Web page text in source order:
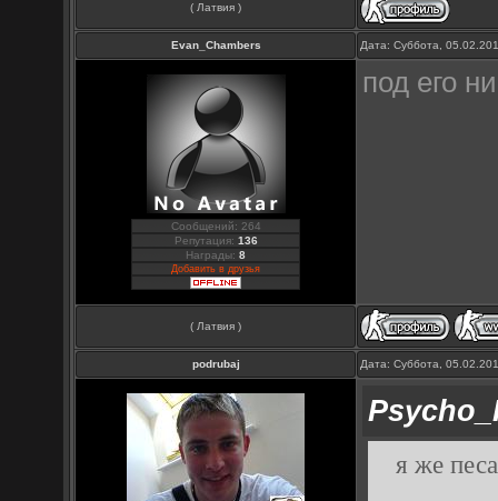
( Латвия )
Evan_Chambers Дата: Суббота,
Сообщений: 264
Репутация: 136
Награды:8
Добавить в друзья
под его
( Латвия )
podrubaj Дата: Суббота,
я же